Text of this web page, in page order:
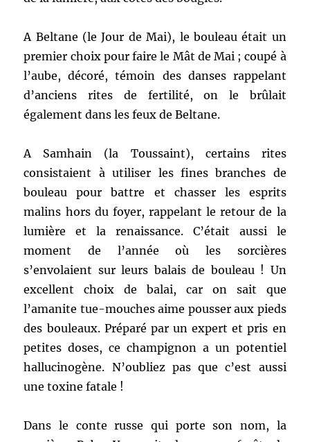
A Beltane (le Jour de Mai), le bouleau était un
premier choix pour faire le Mât de Mai ; coupé à
l’aube, décoré, témoin des danses rappelant
d’anciens rites de fertilité, on le brûlait
également dans les feux de Beltane.
A Samhain (la Toussaint), certains rites
consistaient à utiliser les fines branches de
bouleau pour battre et chasser les esprits
malins hors du foyer, rappelant le retour de la
lumière et la renaissance. C’était aussi le
moment de l’année où les sorcières
s’envolaient sur leurs balais de bouleau ! Un
excellent choix de balai, car on sait que
l’amanite tue-mouches aime pousser aux pieds
des bouleaux. Préparé par un expert et pris en
petites doses, ce champignon a un potentiel
hallucinogène. N’oubliez pas que c’est aussi
une toxine fatale !
Dans le conte russe qui porte son nom, la